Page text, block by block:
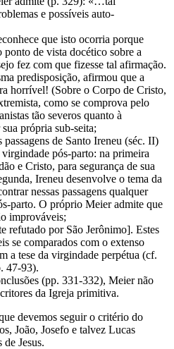
e possíveis auto-
que isto ocorria porque
de vista docético sobre a
fez com que fizesse tal afirmação.
predisposição, afirmou que a
horrível! (Sobre o Corpo de Cristo,
como se comprova pelo
tão severos quanto à
própria sub-seita;
de Santo Ireneu (séc. II)
pós-parto: na primeira
e Cristo, para segurança de sua
Ireneu desenvolve o tema da
nessas passagens qualquer
parto. O próprio Meier admite que
improváveis;
refutado por São Jerônimo]. Estes
se comparados com o extenso
a tese da virgindade perpétua (cf.
47-93).
(pp. 331-332), Meier não
da Igreja primitiva.
devemos seguir o critério do
João, Josefo e talvez Lucas
de Jesus.